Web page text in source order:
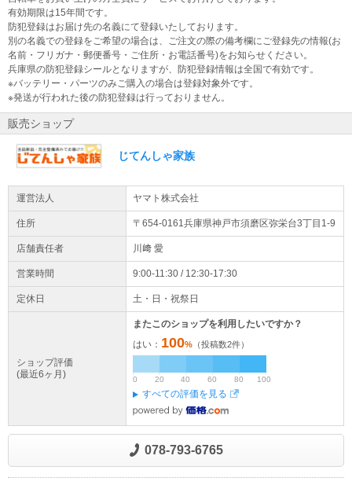
有効期限は15年間です。
防犯登録はお届け先の名義にて登録いたしております。
別の名義での登録をご希望の場合は、ご注文の際の備考欄にご登録先の情報(お
名前・フリガナ・郵便番号・ご住所・お電話番号)をお知らせください。
兵庫県の防犯登録シールとなりますが、防犯登録情報は全国で有効です。
※バッテリー・パーツのみご購入の場合は登録対象外です。
※発送が行われた後の防犯登録は行っておりません。
販売ショップ
じてんしゃ家族
運営法人 ヤマト株式会社
住所 〒654-0161兵庫県神戸市須磨区弥栄台3丁目1-9
店舗責任者 川﨑 愛
営業時間 9:00-11:30 / 12:30-17:30
定休日 土・日・祝祭日
ショップ評価
(最近6ヶ月)
またこのショップを利用したいですか？
はい： 100% （投稿数2件）
0 20 40 60 80 100
すべての評価を見る
078-793-6765